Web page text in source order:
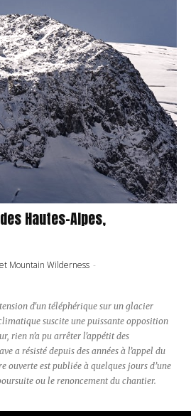
Hautes-Alpes,
Mountain Wilderness -
d'un téléphérique sur un glacier
suscite une puissante opposition
rien n'a pu arrêter l'appétit des
a résisté depuis des années à l’appel du
ouverte est publiée à quelques jours d’une
ou le renoncement du chantier.